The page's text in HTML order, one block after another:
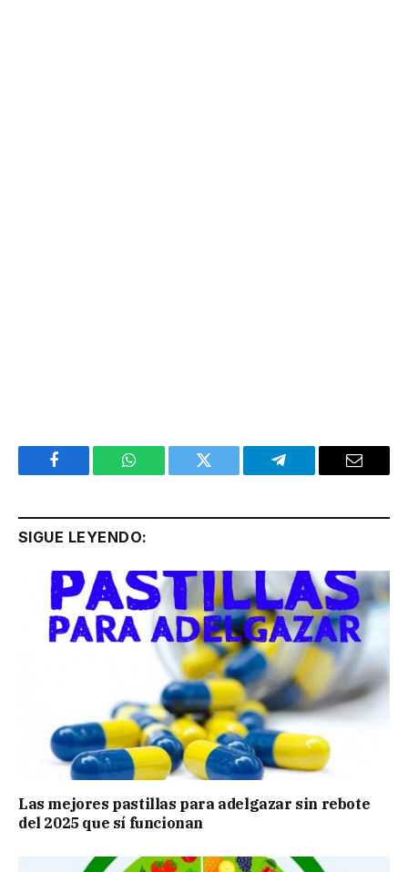
Facebook WhatsApp Twitter Telegram Email
SIGUE LEYENDO:
Las mejores pastillas para adelgazar sin rebote
del 2025 que sí funcionan